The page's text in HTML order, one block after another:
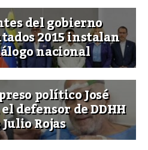
del gobierno
2015 instalan
nacional
político José
defensor de DDHH
Rojas